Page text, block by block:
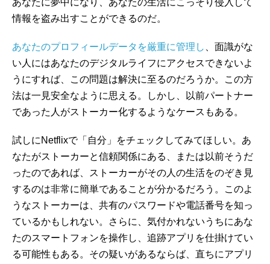
情報を盗み出すことができるのだ。
あなたのプロフィールデータを厳重に管理し
、面識がな
い人にはあなたのデジタルライフにアクセスできないよ
うにすれば、この問題は解決に至るのだろうか。この方
法は一見安全なように思える。しかし、以前パートナー
であった人がストーカー化するようなケースもある。
試しにNetflixで「自分」をチェックしてみてほしい。あ
なたがストーカーと信頼関係にある、または以前そうだ
ったのであれば、ストーカーがその人の生活をのぞき見
するのは非常に簡単であることが分かるだろう。このよ
うなストーカーは、共有のパスワードや電話番号を知っ
ているかもしれない。さらに、気付かれないうちにあな
たのスマートフォンを操作し、追跡アプリを仕掛けてい
る可能性もある。その疑いがあるならば、直ちにアプリ